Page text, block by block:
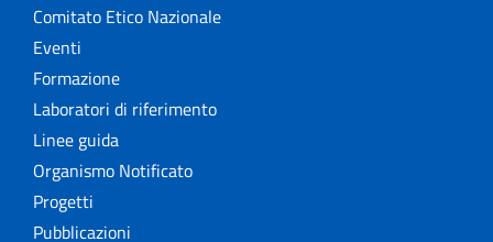
Comitato Etico Nazionale
Eventi
Formazione
Laboratori di riferimento
Linee guida
Organismo Notificato
Progetti
Pubblicazioni